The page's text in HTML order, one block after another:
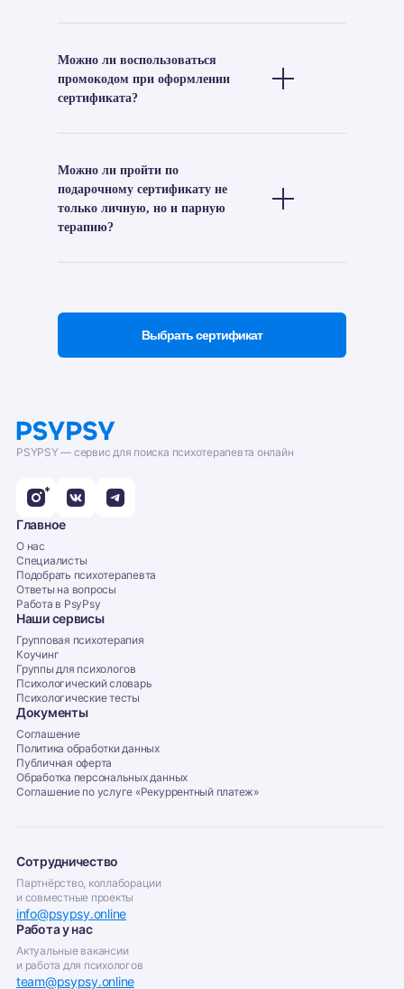
Можно ли воспользоваться
промокодом при оформлении
сертификата?
Можно ли пройти по
подарочному сертификату не
только личную, но и парную
терапию?
Выбрать сертификат
PSYPSY — сервис для поиска психотерапевта онлайн
*
Главное
О нас
Специалисты
Подобрать психотерапевта
Ответы на вопросы
Работа в PsyPsy
Наши сервисы
Групповая психотерапия
Коучинг
Группы для психологов
Психологический словарь
Психологические тесты
Документы
Соглашение
Политика обработки данных
Публичная оферта
Обработка персональных данных
Соглашение по услуге «Рекуррентный платеж»‎
Сотрудничество
Партнёрство, коллаборации
и совместные проекты
info@psypsy.online
Работа у нас
Актуальные вакансии
и работа для психологов
team@psypsy.online